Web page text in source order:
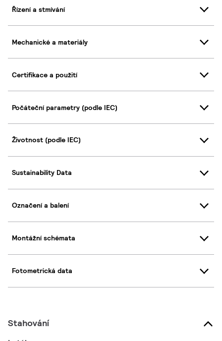
Řízení a stmívání
Mechanické a materiály
Certifikace a použití
Počáteční parametry (podle IEC)
Životnost (podle IEC)
Sustainability Data
Označení a balení
Montážní schémata
Fotometrická data
Stahování